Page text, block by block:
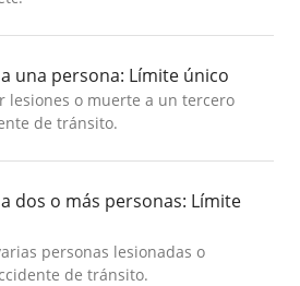
una persona: Límite único
lesiones o muerte a un tercero
de tránsito.
dos o más personas: Límite
personas lesionadas o
de tránsito.